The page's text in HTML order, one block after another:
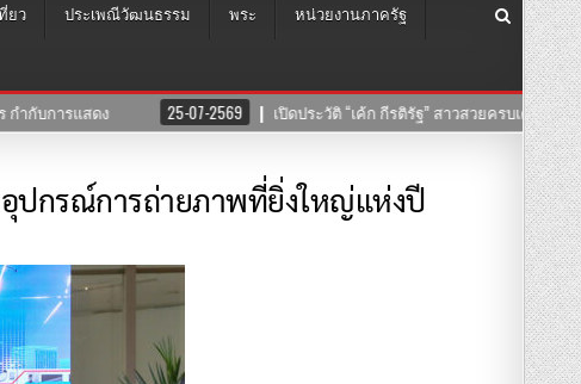
ยว ประเพณีวัฒนธรรม พระ หน่วยงานภาครัฐ
แสดงมากฝีมือ! 24-07-2569 ADOT° เปิดพื้นที่จัดแสดงงานแบบ PHYGITAL ถาวร
อุปกรณ์การถ่ายภาพที่ยิ่งใหญ่แห่งปี